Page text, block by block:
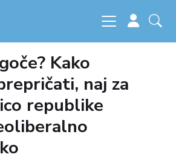
Kako
naj za
republike